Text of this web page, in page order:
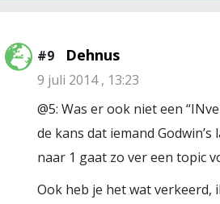
#9 Dehnus
9 juli 2014 , 13:23
@5: Was er ook niet een
de kans dat iemand
naar 1 gaat zo ver een topic
Ook heb je het wat verkeerd,